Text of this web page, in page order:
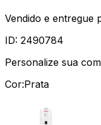
Vendido e entregue
ID: 2490784
Personalize sua
Cor:Prata